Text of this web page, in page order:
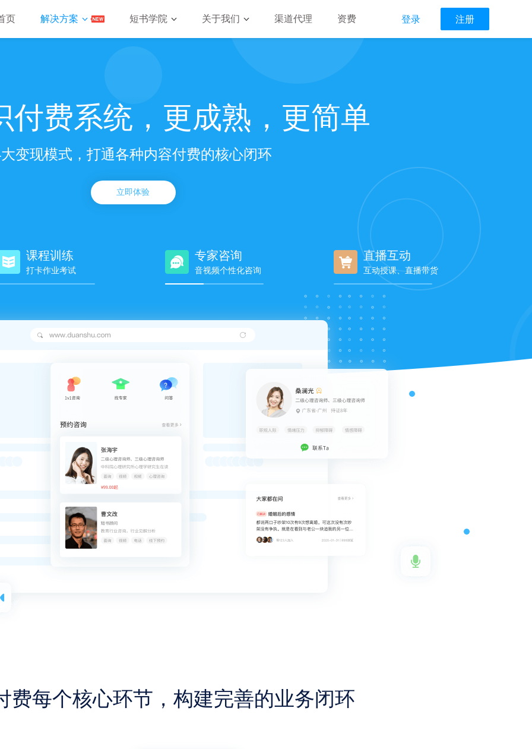
页 解决方案 短书学院 关于我们 渠道代理 资费 登录 注册
付费系统，更成熟，更简单
变现模式，打通各种内容付费的核心闭环
立即体验
课程训练
打卡作业考试
专家咨询
音视频个性化咨询
直播互动
互动授课、直播带货
费每个核心环节，构建完善的业务闭环